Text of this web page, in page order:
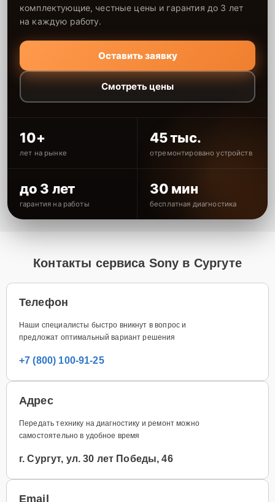
комплектующие, честные цены и гарантия до 3 лет
на каждую работу.
Оставить заявку
Смотреть цены
10+
лет на рынке
45 тыс.
отремонтировано устройств
до 3 лет
гарантия на работы
30 мин
бесплатная диагностика
Контакты сервиса Sony в Сургуте
Телефон
Наши специалисты быстро вникнут в вопрос и
предложат оптимальный вариант решения
+7 (800) 100-91-25
Адрес
Передать технику на диагностику и ремонт можно
самостоятельно в удобное время
г. Сургут, ул. 30 лет Победы, 46
Email